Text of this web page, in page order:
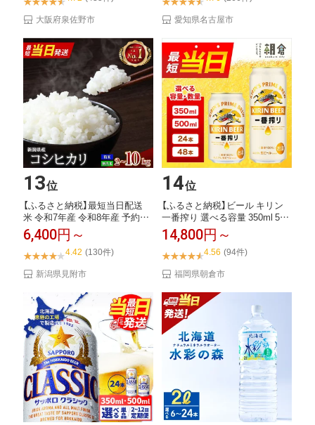
大阪府泉佐野市 愛知県名古屋市
13位
【ふるさと納税】最短当日配送
米 令和7年産 令和8年産 予約受
付 無洗米...
6,400円～
4.42 (130件)
新潟県見附市
14位
【ふるさと納税】ビール キリン
一番搾り 選べる容量 350ml 500
m...
14,800円～
4.56 (94件)
福岡県朝倉市